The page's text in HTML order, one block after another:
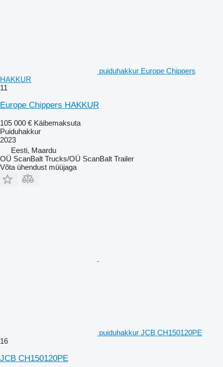
puiduhakkur Europe Chippers
HAKKUR
11
Europe Chippers HAKKUR
105 000 € Käibemaksuta
Puiduhakkur
2023
Eesti, Maardu
OÜ ScanBalt Trucks/OÜ ScanBalt Trailer
Võta ühendust müüjaga
puiduhakkur JCB CH150120PE
16
JCB CH150120PE